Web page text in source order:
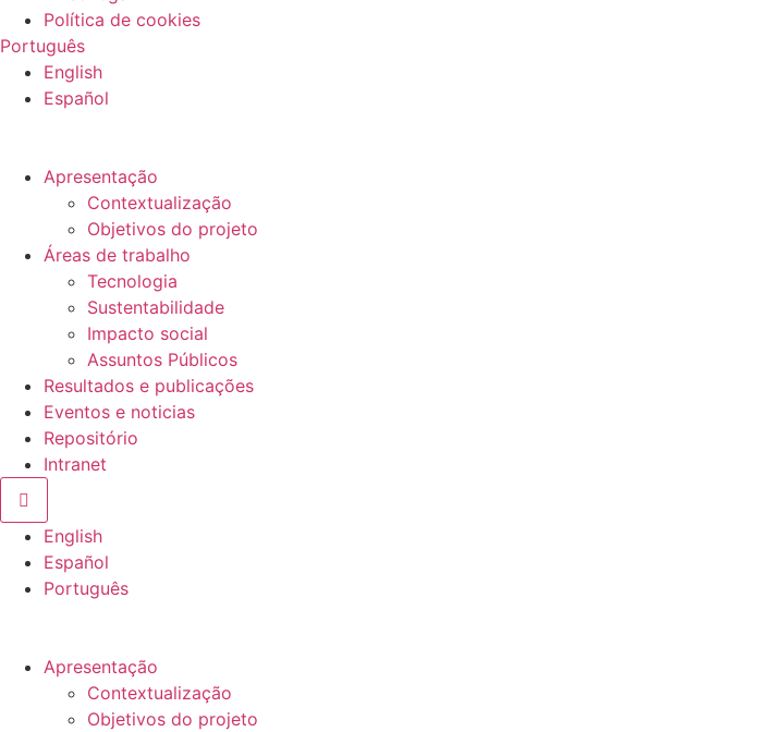
Política de cookies
Português
English
Español
Apresentação
Contextualização
Objetivos do projeto
Áreas de trabalho
Tecnologia
Sustentabilidade
Impacto social
Assuntos Públicos
Resultados e publicações
Eventos e noticias
Repositório
Intranet
Hamburger Toggle Menu
English
Español
Português
Apresentação
Contextualização
Objetivos do projeto